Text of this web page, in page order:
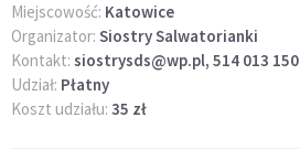
Miejscowość: Katowice
Organizator: Siostry Salwatorianki
Kontakt: siostrysds@wp.pl, 514 013 150
Udział: Płatny
Koszt udziału: 35 zł